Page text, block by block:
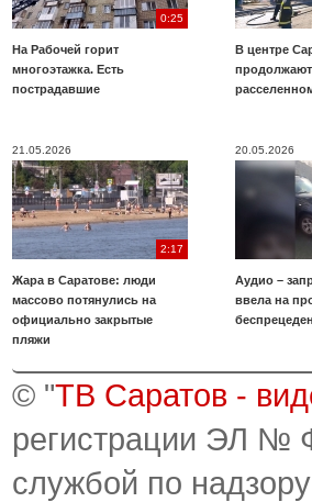
0:25
На Рабочей горит
многоэтажка. Есть
пострадавшие
В центре
21.05.2026
2:17
Жара в Саратове: люди
массово потянулись на
официально закрытые
пляжи
20.05.2026
Аудио –
ввела на
© "ТВ Саратов -
регистрации ЭЛ №
службой по